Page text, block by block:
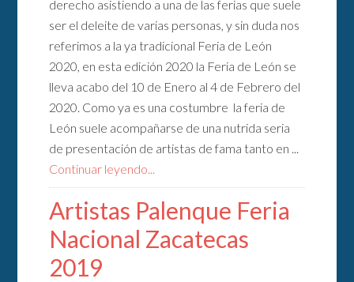
derecho asistiendo a una de las ferias que suele
ser el deleite de varias personas, y sin duda nos
referimos a la ya tradicional Feria de León
2020, en esta edición 2020 la Feria de León se
lleva acabo del 10 de Enero al 4 de Febrero del
2020. Como ya es una costumbre la feria de
León suele acompañarse de una nutrida seria
de presentación de artistas de fama tanto en ...
Continuar leyendo...
Artistas Palenque Feria
Nacional Zacatecas
2019